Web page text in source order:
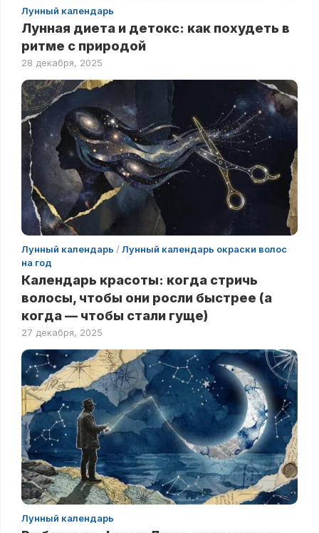
Лунный календарь
Лунная диета и детокс: как похудеть в
ритме с природой
28 декабря, 2025
Лунный календарь /Лунный календарь окраски волос
на год
Календарь красоты: когда стричь
волосы, чтобы они росли быстрее (а
когда — чтобы стали гуще)
27 декабря, 2025
Лунный календарь